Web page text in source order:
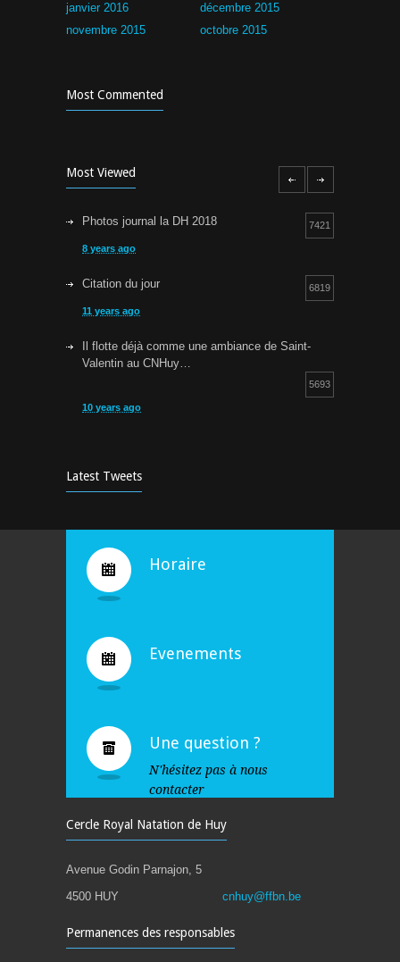
janvier 2016
décembre 2015
novembre 2015
octobre 2015
Most Commented
Most Viewed
Photos journal la DH 2018 7421
8 years ago
Citation du jour 6819
11 years ago
Il flotte déjà comme une ambiance de Saint-
Valentin au CNHuy…
5693
10 years ago
9 years ago
10 years ago
Latest Tweets
Horaire
Evenements
Une question ?
N'hésitez pas à nous
contacter
Cercle Royal Natation de Huy
Avenue Godin Parnajon, 5
4500 HUY
cnhuy@ffbn.be
Permanences des responsables